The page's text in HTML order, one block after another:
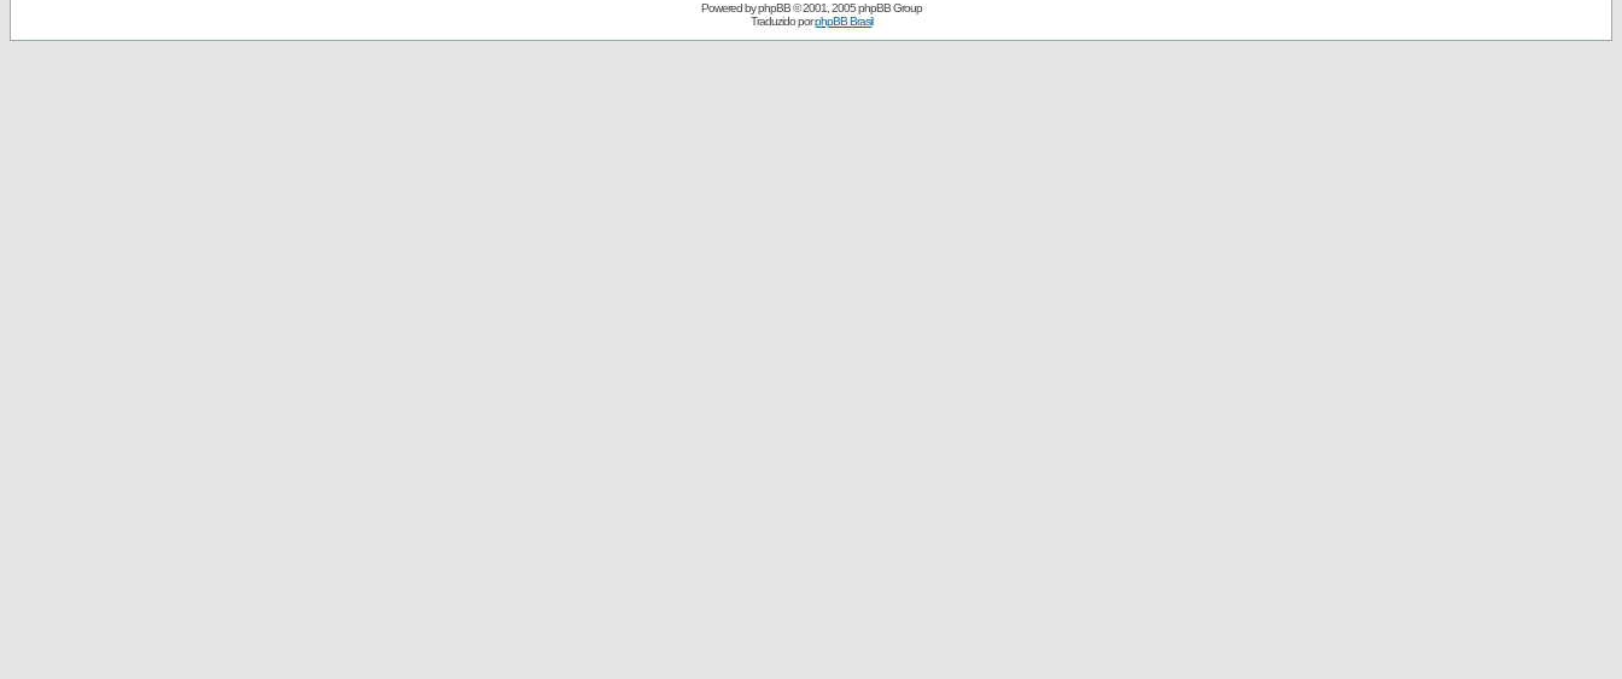
Powered byphpBB© 2001, 2005 phpBB Group
Traduzido porphpBB Brasil